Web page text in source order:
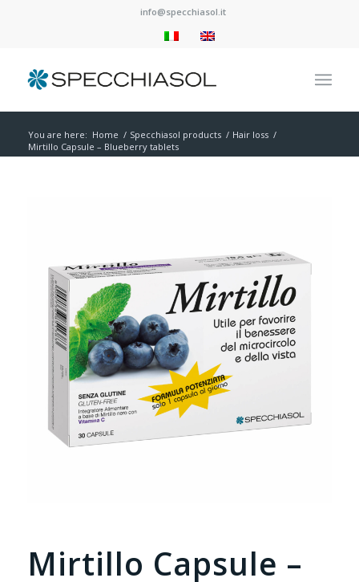
info@specchiasol.it
You are here: Home / Specchiasol products / Hair loss /
Mirtillo Capsule – Blueberry tablets
Mirtillo Capsule –